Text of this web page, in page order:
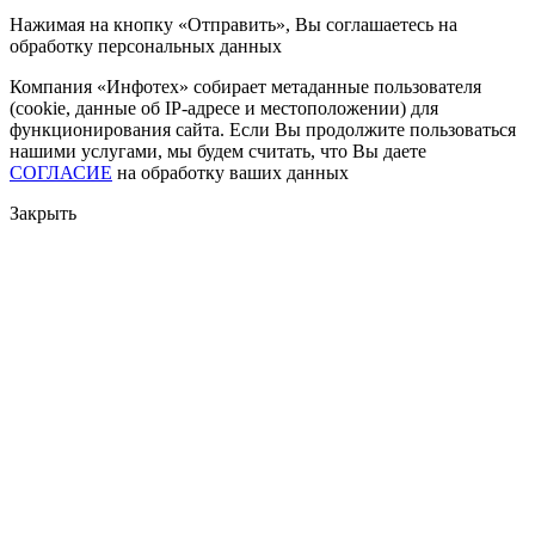
Нажимая на кнопку «Отправить», Вы соглашаетесь на
обработку персональных данных
Компания «Инфотех» собирает метаданные пользователя
(cookie, данные об IP-адресе и местоположении) для
функционирования сайта. Если Вы продолжите пользоваться
нашими услугами, мы будем считать, что Вы даете
СОГЛАСИЕ на обработку ваших данных
Закрыть